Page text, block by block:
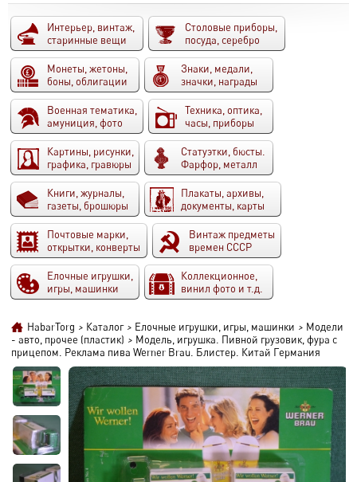
Интерьер, винтаж,
старинные вещи
Столовые приборы,
посуда, серебро
Монеты, жетоны,
боны, облигации
Знаки, медали,
значки, награды
Военная тематика,
амуниция, фото
Техника, оптика,
часы, приборы
Картины, рисунки,
графика, гравюры
Статуэтки, бюсты.
Фарфор, металл
Книги, журналы,
газеты, брошюры
Плакаты, архивы,
документы, карты
Почтовые марки,
открытки, конверты
Винтаж предметы
времен СССР
Елочные игрушки,
игры, машинки
Коллекционное,
винил фото и т.д.
HabarTorg > Каталог > Елочные игрушки, игры, машинки > Модели
- авто, прочее (пластик) > Модель, игрушка. Пивной грузовик, фура с
прицепом. Реклама пива Werner Brau. Блистер. Китай Германия